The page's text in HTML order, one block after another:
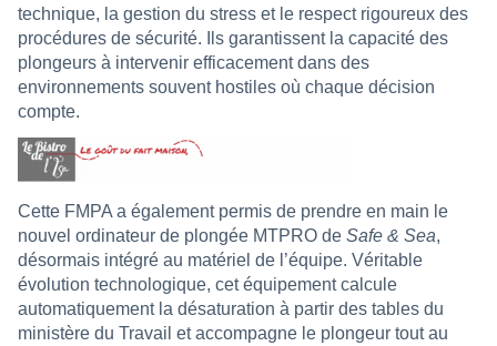
technique, la gestion du stress et le respect rigoureux des
procédures de sécurité. Ils garantissent la capacité des
plongeurs à intervenir efficacement dans des
environnements souvent hostiles où chaque décision
compte.
Cette FMPA a également permis de prendre en main le
nouvel ordinateur de plongée MTPRO de Safe & Sea,
désormais intégré au matériel de l’équipe. Véritable
évolution technologique, cet équipement calcule
automatiquement la désaturation à partir des tables du
ministère du Travail et accompagne le plongeur tout au